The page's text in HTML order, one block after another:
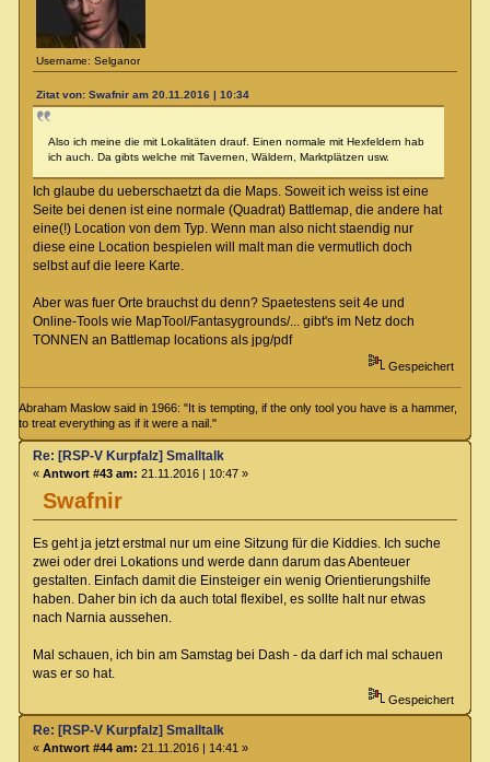
Username: Selganor
Zitat von: Swafnir am 20.11.2016 | 10:34
Also ich meine die mit Lokalitäten drauf. Einen normale mit Hexfeldern hab
ich auch. Da gibts welche mit Tavernen, Wäldern, Marktplätzen usw.
Ich glaube du ueberschaetzt da die Maps. Soweit ich weiss ist eine
Seite bei denen ist eine normale (Quadrat) Battlemap, die andere hat
eine(!) Location von dem Typ. Wenn man also nicht staendig nur
diese eine Location bespielen will malt man die vermutlich doch
selbst auf die leere Karte.
Aber was fuer Orte brauchst du denn? Spaetestens seit 4e und
Online-Tools wie MapTool/Fantasygrounds/... gibt's im Netz doch
TONNEN an Battlemap locations als jpg/pdf
Gespeichert
Abraham Maslow said in 1966: "It is tempting, if the only tool you have is a hammer,
to treat everything as if it were a nail."
Swafnir
Re: [RSP-V Kurpfalz] Smalltalk
« Antwort #43 am: 21.11.2016 | 10:47 »
Es geht ja jetzt erstmal nur um eine Sitzung für die Kiddies. Ich suche
zwei oder drei Lokations und werde dann darum das Abenteuer
gestalten. Einfach damit die Einsteiger ein wenig Orientierungshilfe
haben. Daher bin ich da auch total flexibel, es sollte halt nur etwas
nach Narnia aussehen.
Mal schauen, ich bin am Samstag bei Dash - da darf ich mal schauen
was er so hat.
Gespeichert
Re: [RSP-V Kurpfalz] Smalltalk
« Antwort #44 am: 21.11.2016 | 14:41 »